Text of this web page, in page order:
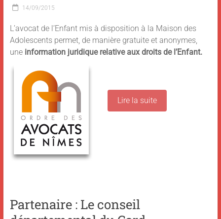
14/09/2015
L’avocat de l’Enfant mis à disposition à la Maison des
Adolescents permet, de manière gratuite et anonymes,
une information juridique relative aux droits de l’Enfant.
Lire la suite
Partenaire : Le conseil